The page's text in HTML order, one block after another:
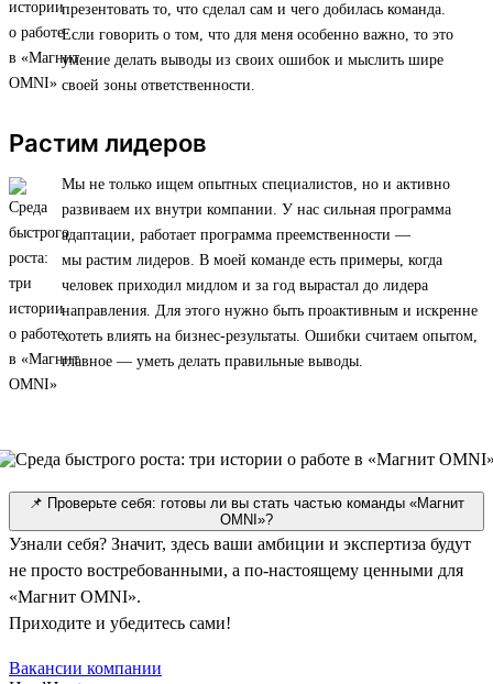
презентовать то, что сделал сам и чего добилась команда.
Если говорить о том, что для меня особенно важно, то это
умение делать выводы из своих ошибок и мыслить шире
своей зоны ответственности.
Растим лидеров
Мы не только ищем опытных специалистов, но и активно
развиваем их внутри компании. У нас сильная программа
адаптации, работает программа преемственности —
мы растим лидеров. В моей команде есть примеры, когда
человек приходил мидлом и за год вырастал до лидера
направления. Для этого нужно быть проактивным и искренне
хотеть влиять на бизнес-результаты. Ошибки считаем опытом,
главное — уметь делать правильные выводы.
📌 Проверьте себя: готовы ли вы стать частью команды «Магнит
OMNI»?
Узнали себя? Значит, здесь ваши амбиции и экспертиза будут
не просто востребованными, а по-настоящему ценными для
«Магнит OMNI».
Приходите и убедитесь сами!
Вакансии компании